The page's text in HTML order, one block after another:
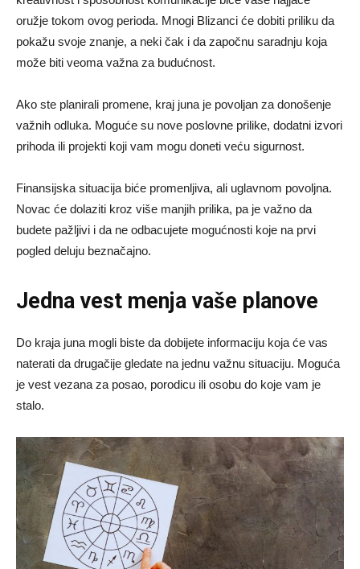
oružje tokom ovog perioda. Mnogi Blizanci će dobiti priliku da
pokažu svoje znanje, a neki čak i da započnu saradnju koja
može biti veoma važna za budućnost.
Ako ste planirali promene, kraj juna je povoljan za donošenje
važnih odluka. Moguće su nove poslovne prilike, dodatni izvori
prihoda ili projekti koji vam mogu doneti veću sigurnost.
Finansijska situacija biće promenljiva, ali uglavnom povoljna.
Novac će dolaziti kroz više manjih prilika, pa je važno da
budete pažljivi i da ne odbacujete mogućnosti koje na prvi
pogled deluju beznačajno.
Jedna vest menja vaše planove
Do kraja juna mogli biste da dobijete informaciju koja će vas
naterati da drugačije gledate na jednu važnu situaciju. Moguća
je vest vezana za posao, porodicu ili osobu do koje vam je
stalo.